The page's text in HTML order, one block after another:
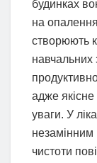
будинках
на
створюють
адже
уваги. У
незамінним
чистоти